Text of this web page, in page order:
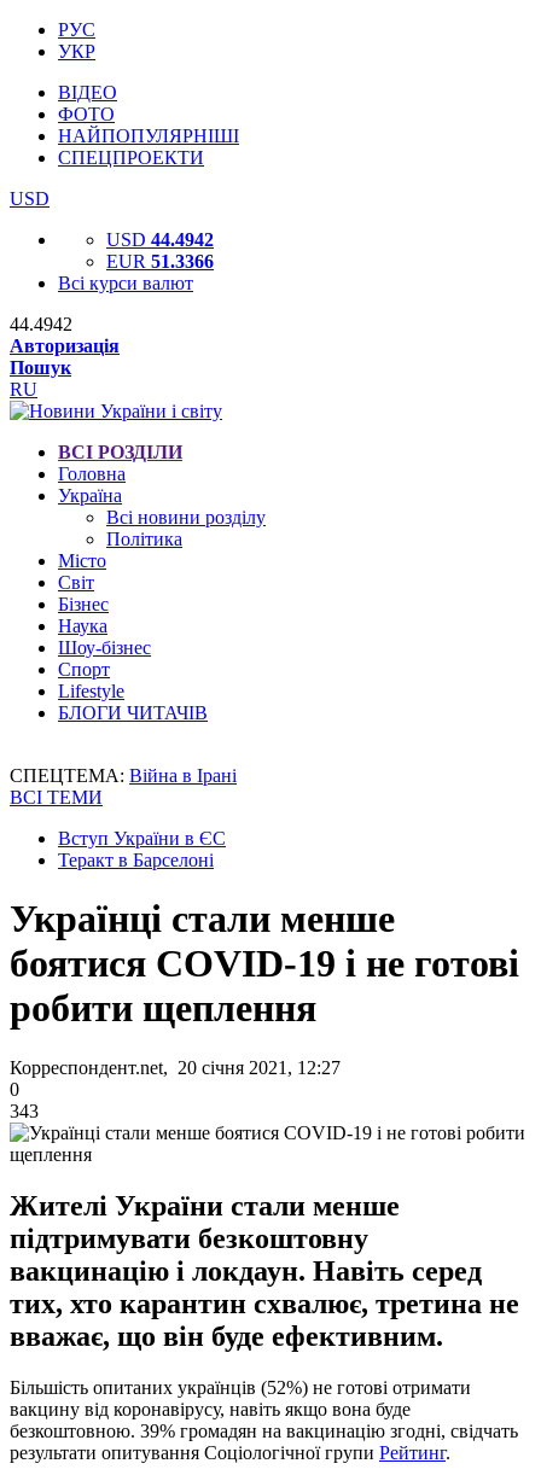
РУС
УКР
ВІДЕО
ФОТО
НАЙПОПУЛЯРНІШІ
СПЕЦПРОЕКТИ
USD
USD 44.4942
EUR 51.3366
Всі курси валют
44.4942
Авторизація
Пошук
RU
ВСІ РОЗДІЛИ
Головна
Україна
Всі новини розділу
Політика
Місто
Світ
Бізнес
Наука
Шоу-бізнес
Спорт
Lifestyle
БЛОГИ ЧИТАЧІВ
СПЕЦТЕМА: Війна в Ірані
ВСІ ТЕМИ
Вступ України в ЄС
Теракт в Барселоні
Українці стали менше
боятися COVID-19 і не готові
робити щеплення
Корреспондент.net, 20 січня 2021, 12:27
0
343
Жителі України стали менше
підтримувати безкоштовну
вакцинацію і локдаун. Навіть серед
тих, хто карантин схвалює, третина не
вважає, що він буде ефективним.
Більшість опитаних українців (52%) не готові отримати
вакцину від коронавірусу, навіть якщо вона буде
безкоштовною. 39% громадян на вакцинацію згодні, свідчать
результати опитування Соціологічної групи Рейтинг.